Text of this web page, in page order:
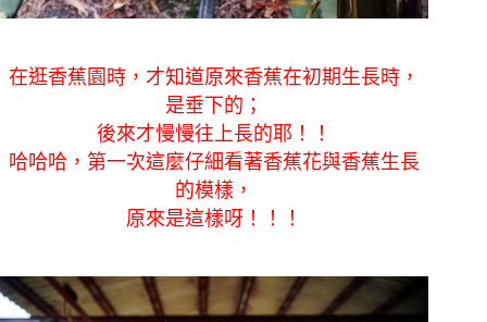
在逛香蕉園時，才知道原來香蕉在初期生長時，
是垂下的；
後來才慢慢往上長的耶！！
哈哈哈，第一次這麼仔細看著香蕉花與香蕉生長
的模樣，
原來是這樣呀！！！